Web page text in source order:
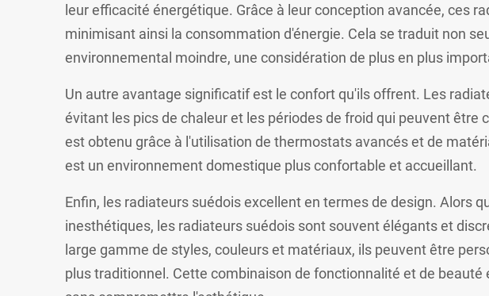
leur efficacité énergétique. Grâce à leur conception avancée, ces
minimisant ainsi la consommation d'énergie. Cela se traduit non
environnemental moindre, une considération de plus en plus
Un autre avantage significatif est le confort qu'ils offrent. Les
évitant les pics de chaleur et les périodes de froid qui peuvent
est obtenu grâce à l'utilisation de thermostats avancés et de
est un environnement domestique plus confortable et accueillant.
Enfin, les radiateurs suédois excellent en termes de design. Alors
inesthétiques, les radiateurs suédois sont souvent élégants et
large gamme de styles, couleurs et matériaux, ils peuvent être
plus traditionnel. Cette combinaison de fonctionnalité et de